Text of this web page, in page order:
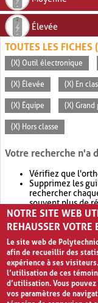
Élevée
TOUTES LES FICHES
(X) Outil électronique
(X) Élevée (X) En
(X) Équipe (X)
(X) Hors classe
Votre recherche n'a
Vérifiez que
Supprimez les
rechercher
souvent plus de
Envisagez
retournera
NOTRE SITE WEB
REHAUSSER VOTRE
Le site web de
afin de recueillir des
expérience à ses
l’utilisation de ces
d’utilisation. Vous
vos paramètres de